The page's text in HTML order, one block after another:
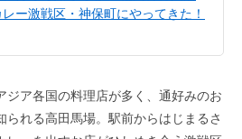
ー激戦区・神保町にやってきた！
ジア各国の料理店が多く、通好みのお
られる高田馬場。駅前からはじまるさ